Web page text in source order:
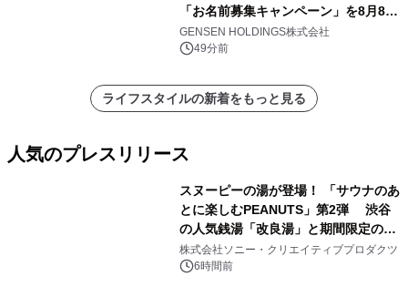
「お名前募集キャンペーン」を8月8日
(土)より開催
GENSEN HOLDINGS株式会社
49分前
ライフスタイルの新着をもっと見る
人気のプレスリリース
スヌーピーの湯が登場！ 「サウナのあ
とに楽しむPEANUTS」第2弾 渋谷
の人気銭湯「改良湯」と期間限定のコ
ラボレーション サウナイキタイコラ
ボグッズも発売決定！
株式会社ソニー・クリエイティブプロダクツ
6時間前